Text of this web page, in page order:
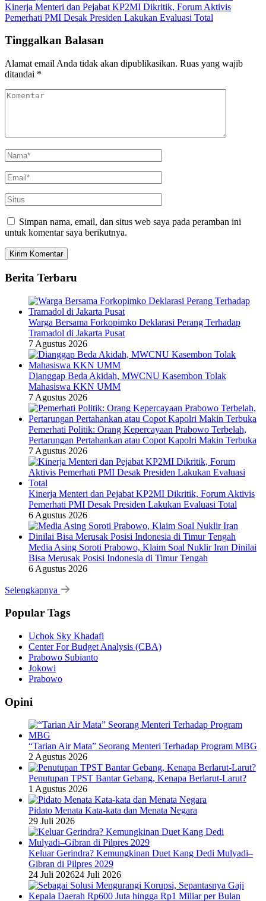
Kinerja Menteri dan Pejabat KP2MI Dikritik, Forum Aktivis
Pemerhati PMI Desak Presiden Lakukan Evaluasi Total
Tinggalkan Balasan
Alamat email Anda tidak akan dipublikasikan. Ruas yang wajib
ditandai *
Simpan nama, email, dan situs web saya pada peramban ini
untuk komentar saya berikutnya.
Berita Terbaru
Warga Bersama Forkopimko Deklarasi Perang Terhadap
Tramadol di Jakarta Pusat
7 Agustus 2026
Dianggap Beda Akidah, MWCNU Kasembon Tolak
Mahasiswa KKN UMM
7 Agustus 2026
Pemerhati Politik: Orang Kepercayaan Prabowo Terbelah,
Pertarungan Pertahankan atau Copot Kapolri Makin Terbuka
7 Agustus 2026
Kinerja Menteri dan Pejabat KP2MI Dikritik, Forum Aktivis
Pemerhati PMI Desak Presiden Lakukan Evaluasi Total
6 Agustus 2026
Media Asing Soroti Prabowo, Klaim Soal Nuklir Iran Dinilai
Bisa Merusak Posisi Indonesia di Timur Tengah
6 Agustus 2026
Selengkapnya
Popular Tags
Uchok Sky Khadafi
Center For Budget Analysis (CBA)
Prabowo Subianto
Jokowi
Prabowo
Opini
“Tarian Air Mata” Seorang Menteri Terhadap Program MBG
2 Agustus 2026
Penutupan TPST Bantar Gebang, Kenapa Berlarut-Larut?
1 Agustus 2026
Pidato Menata Kata-kata dan Menata Negara
29 Juli 2026
Keluar Gerindra? Kemungkinan Duet Kang Dedi Mulyadi–
Gibran di Pilpres 2029
24 Juli 202624 Juli 2026